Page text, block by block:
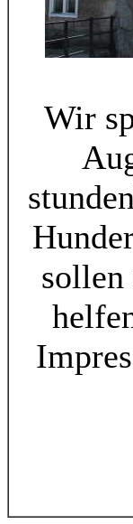
Wir
sollen